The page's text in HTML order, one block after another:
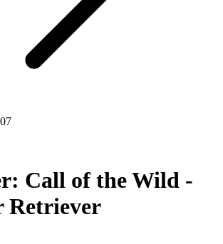
Call of the Wild -
Retriever